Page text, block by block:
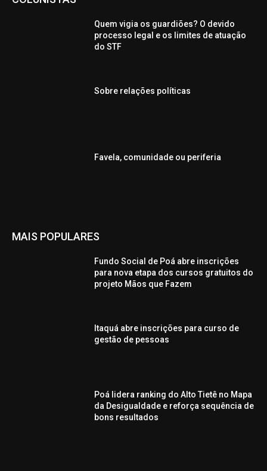
Quem vigia os guardiões? O devido
processo legal e os limites de atuação
do STF
Sobre relações políticas
Favela, comunidade ou periferia
MAIS POPULARES
Fundo Social de Poá abre inscrições
para nova etapa dos cursos gratuitos do
projeto Mãos que Fazem
Itaquá abre inscrições para curso de
gestão de pessoas
Poá lidera ranking do Alto Tietê no Mapa
da Desigualdade e reforça sequência de
bons resultados